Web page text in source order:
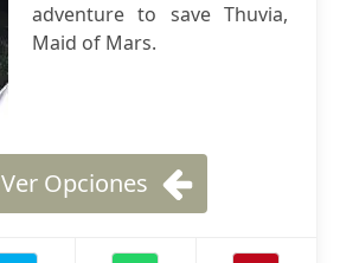
adventure to save Thuvia,
Maid of Mars.
Ver Opciones